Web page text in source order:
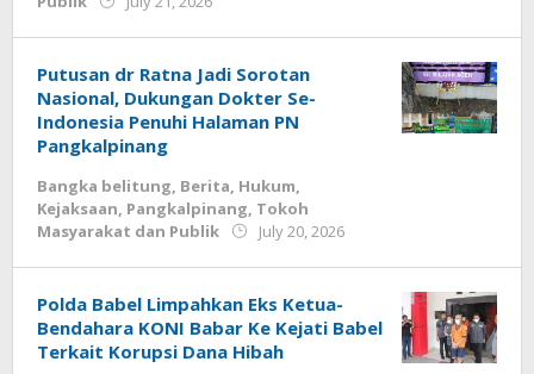
Putusan dr Ratna Jadi Sorotan
Nasional, Dukungan Dokter Se-
Indonesia Penuhi Halaman PN
Pangkalpinang
Bangka belitung, Berita, Hukum,
Kejaksaan, Pangkalpinang, Tokoh
Masyarakat dan Publik
July 20, 2026
Polda Babel Limpahkan Eks Ketua-
Bendahara KONI Babar Ke Kejati Babel
Terkait Korupsi Dana Hibah